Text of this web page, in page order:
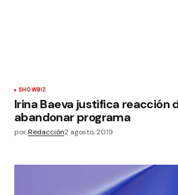
SHOWBIZ
Irina Baeva justifica reacción
abandonar programa
porRedacción2 agosto, 2019